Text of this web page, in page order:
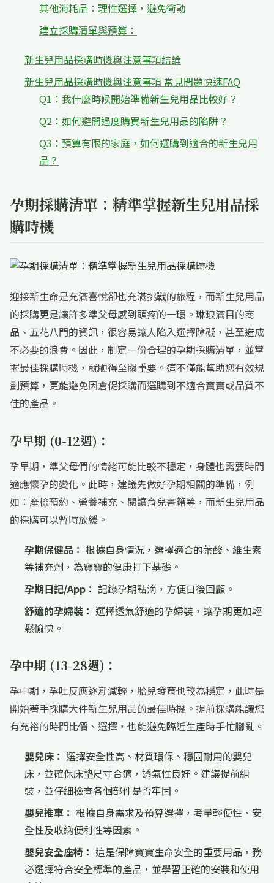
其他消耗品：理性選擇，避免衝動
建立採購清單與預算：
新生兒用品採購時機與注意事項結論
新生兒用品採購時機與注意事項 常見問題快速FAQ
Q1：我什麼時候開始準備新生兒用品比較好？
Q2：如何避開過度購買新生兒用品的陷阱？
Q3：預算有限的家庭，如何選購到適合的新生兒用
品？
孕期採購清單：精準掌握新生兒用品採
購時機
迎接新生命是充滿喜悅卻也充滿挑戰的旅程，而新生兒用品
的採購更是讓許多準父母感到頭疼的一環。琳琅滿目的商
品、五花八門的資訊，很容易讓人陷入選擇障礙，甚至造成
不必要的浪費。因此，制定一份合理的孕期採購清單，並掌
握最佳採購時機，就顯得至關重要。這不僅能幫助您有效規
劃預算，更能避免因倉促採購而選購到不適合寶寶或品質不
佳的產品。
孕早期 (0-12週)：
孕早期，準父母們的情緒可能比較不穩定，身體也需要時間
適應懷孕的變化。此時，建議先做好孕期相關的準備，例
如：產檢預約、營養補充、閱讀育兒書籍等，而新生兒用品
的採購可以暫時放緩。
孕期保健品： 根據自身情況，選擇適合的葉酸、維生素
等補充劑，為寶寶的健康打下基礎。
孕期日記/App： 記錄孕期點滴，方便日後回顧。
舒適的孕婦裝： 選擇透氣舒適的孕婦裝，讓孕期更加輕
鬆愉快。
孕中期 (13-28週)：
孕中期，孕吐反應逐漸減輕，胎兒發育也較為穩定，此時是
開始著手採購大件新生兒用品的最佳時機。提前採購能讓您
有充裕的時間比價、選擇，也能避免臨近生產時手忙腳亂。
嬰兒床： 選擇安全性高、材質環保、穩固耐用的嬰兒
床，並確保床墊尺寸合適，透氣性良好。建議提前組
裝，並仔細檢查各個部件是否牢固。
嬰兒推車： 根據自身需求及預算選擇，考量輕便性、安
全性及收納便利性等因素。
嬰兒安全座椅： 這是保障寶寶生命安全的重要用品，務
必選擇符合安全標準的產品，並學習正確的安裝和使用